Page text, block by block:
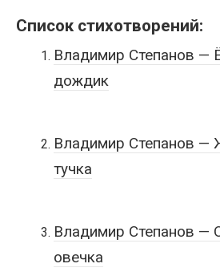
Список стихотворений:
Владимир Степанов —
дождик
Владимир Степанов —
тучка
Владимир Степанов —
овечка